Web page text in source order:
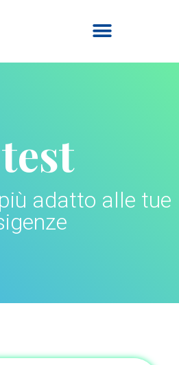
adatto alle tue